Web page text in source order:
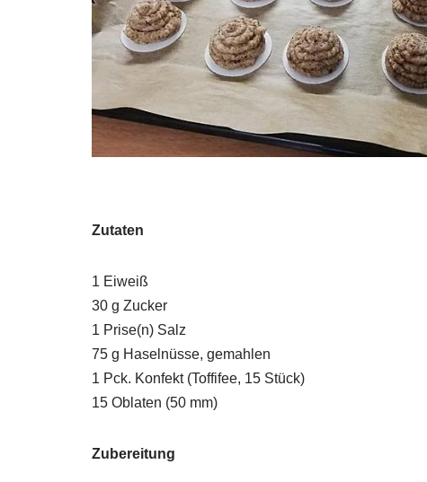
Zutaten
1 Eiweiß
30 g Zucker
1 Prise(n) Salz
75 g Haselnüsse, gemahlen
1 Pck. Konfekt (Toffifee, 15 Stück)
15 Oblaten (50 mm)
Zubereitung